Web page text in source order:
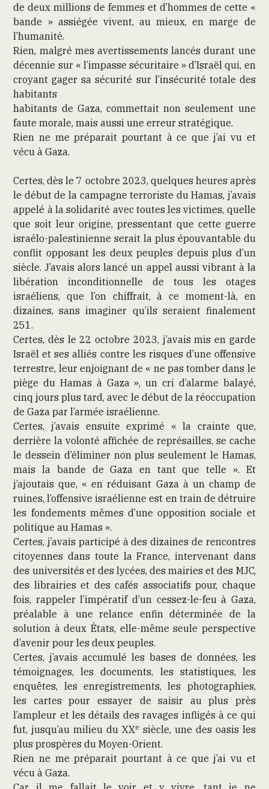
de deux millions de femmes et d’hommes de cette «
bande » assiégée vivent, au mieux, en marge de
l’humanité.
Rien, malgré mes avertissements lancés durant une
décennie sur « l’impasse sécuritaire » d’Israël qui, en
croyant gager sa sécurité sur l’insécurité totale des
habitants
habitants de Gaza, commettait non seulement une
faute morale, mais aussi une erreur stratégique.
Rien ne me préparait pourtant à ce que j’ai vu et
vécu à Gaza.
Certes, dès le 7 octobre 2023, quelques heures après
le début de la campagne terroriste du Hamas, j’avais
appelé à la solidarité avec toutes les victimes, quelle
que soit leur origine, pressentant que cette guerre
israélo-palestinienne serait la plus épouvantable du
conflit opposant les deux peuples depuis plus d’un
siècle. J’avais alors lancé un appel aussi vibrant à la
libération inconditionnelle de tous les otages
israéliens, que l’on chiffrait, à ce moment-là, en
dizaines, sans imaginer qu’ils seraient finalement
251.
Certes, dès le 22 octobre 2023, j’avais mis en garde
Israël et ses alliés contre les risques d’une offensive
terrestre, leur enjoignant de « ne pas tomber dans le
piège du Hamas à Gaza », un cri d’alarme balayé,
cinq jours plus tard, avec le début de la réoccupation
de Gaza par l’armée israélienne.
Certes, j’avais ensuite exprimé « la crainte que,
derrière la volonté affichée de représailles, se cache
le dessein d’éliminer non plus seulement le Hamas,
mais la bande de Gaza en tant que telle ». Et
j’ajoutais que, « en réduisant Gaza à un champ de
ruines, l’offensive israélienne est en train de détruire
les fondements mêmes d’une opposition sociale et
politique au Hamas ».
Certes, j’avais participé à des dizaines de rencontres
citoyennes dans toute la France, intervenant dans
des universités et des lycées, des mairies et des MJC,
des librairies et des cafés associatifs pour, chaque
fois, rappeler l’impératif d’un cessez-le-feu à Gaza,
préalable à une relance enfin déterminée de la
solution à deux États, elle-même seule perspective
d’avenir pour les deux peuples.
Certes, j’avais accumulé les bases de données, les
témoignages, les documents, les statistiques, les
enquêtes, les enregistrements, les photographies,
les cartes pour essayer de saisir au plus près
l’ampleur et les détails des ravages infligés à ce qui
fut, jusqu’au milieu du XXe siècle, une des oasis les
plus prospères du Moyen-Orient.
Rien ne me préparait pourtant à ce que j’ai vu et
vécu à Gaza.